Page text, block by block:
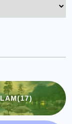
(17)